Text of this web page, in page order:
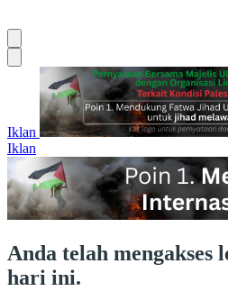
Iklan
Iklan
Anda telah mengakses
hari ini.